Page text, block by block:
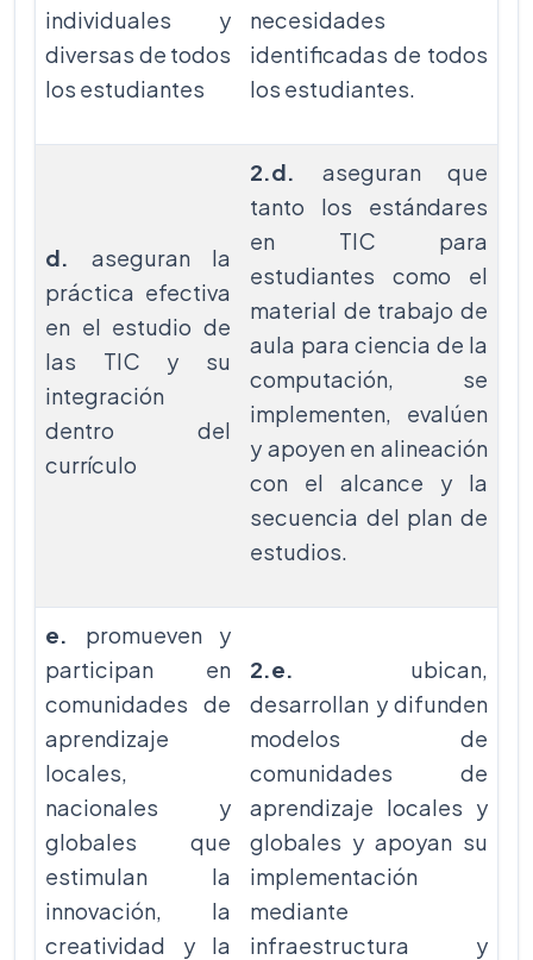
individuales y
diversas de todos
los estudiantes
necesidades
identificadas de todos
los estudiantes.
d. aseguran la
práctica efectiva
en el estudio de
las TIC y su
integración
dentro del
currículo
2.d. aseguran
que
tanto los
estándares
en TIC
para
estudiantes como el
material de trabajo de
aula para ciencia de la
computación, se
implementen, evalúen
y apoyen en alineación
con el alcance y la
secuencia del plan de
estudios.
e. promueven y
participan en
comunidades de
aprendizaje
locales,
nacionales y
globales que
estimulan la
innovación, la
creatividad y la
2.e. ubican,
desarrollan y difunden
modelos de
comunidades de
aprendizaje locales y
globales y apoyan su
implementación
mediante
infraestructura y